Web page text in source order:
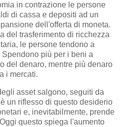
in contrazione le persone
di cassa e depositi ad un
dell'offerta di moneta.
del trasferimento di ricchezza
le persone tendono a
più per i beni a
del denaro, mentre più denaro
i mercati.
asset salgono, seguiti da
un riflesso di questo desiderio
e, inevitabilmente, prende
questo spiega l'aumento